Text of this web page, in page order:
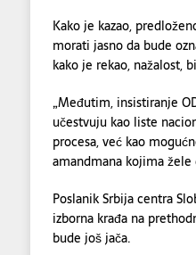
Kako je kazao,
morati jasno da bude
kako je rekao, nažalost,
„Međutim, insistiranje
učestvuju kao liste
procesa, već kao
amandmana kojima
Poslanik Srbija centra
izborna krađa na
bude još jača.